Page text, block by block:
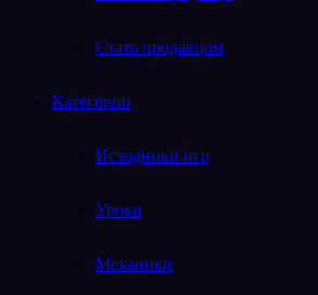
Стать продавцом
Категории
Исходники игр
Уроки
Механики